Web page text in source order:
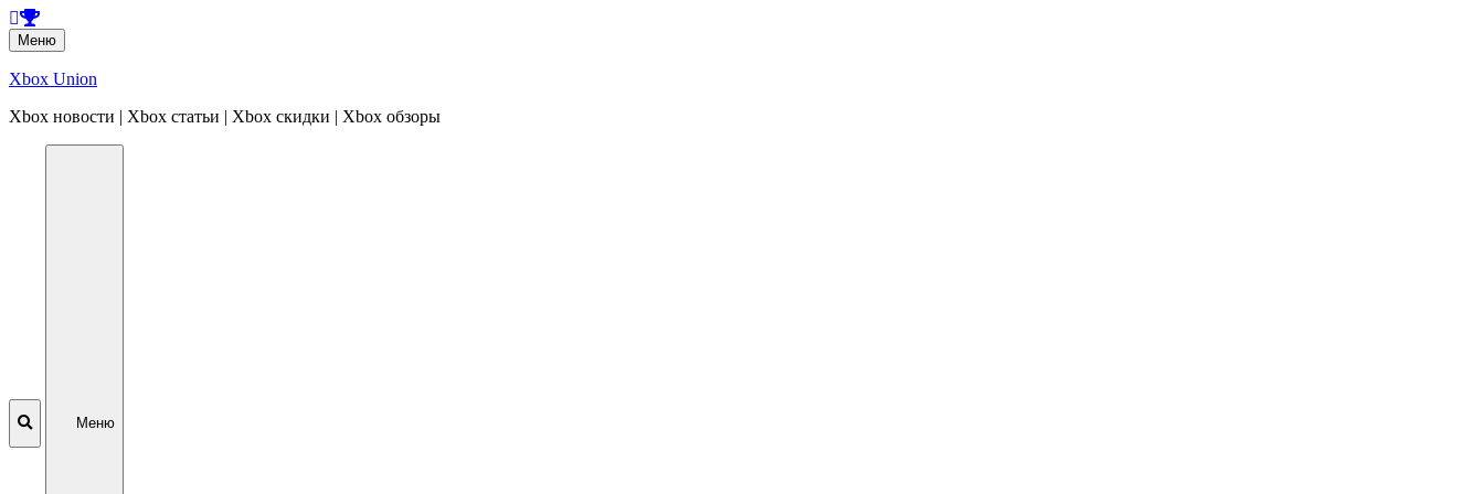
Меню Перейти
к
содержанию
Xbox Union
Xbox новости | Xbox статьи | Xbox скидки | Xbox обзоры
Меню
Перейти